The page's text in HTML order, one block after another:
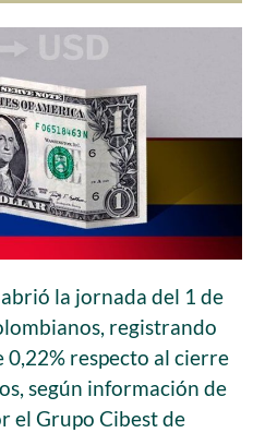
la jornada del 1 de
registrando
respecto al cierre
según información de
el Grupo Cibest de